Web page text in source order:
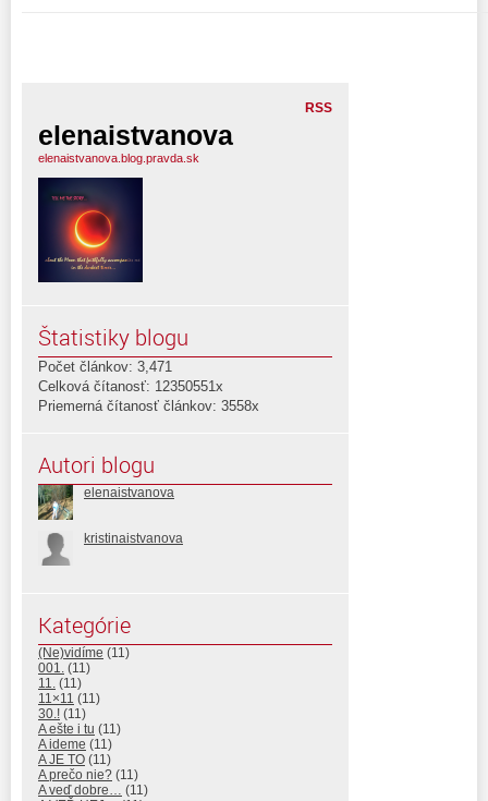
RSS
elenaistvanova
elenaistvanova.blog.pravda.sk
Štatistiky blogu
Počet článkov: 3,471
Celková čítanosť: 12350551x
Priemerná čítanosť článkov: 3558x
Autori blogu
elenaistvanova
kristinaistvanova
Kategórie
(Ne)vidíme (11)
001. (11)
11. (11)
11×11 (11)
30.! (11)
A ešte i tu (11)
A ideme (11)
A JE TO (11)
A prečo nie? (11)
A veď dobre… (11)